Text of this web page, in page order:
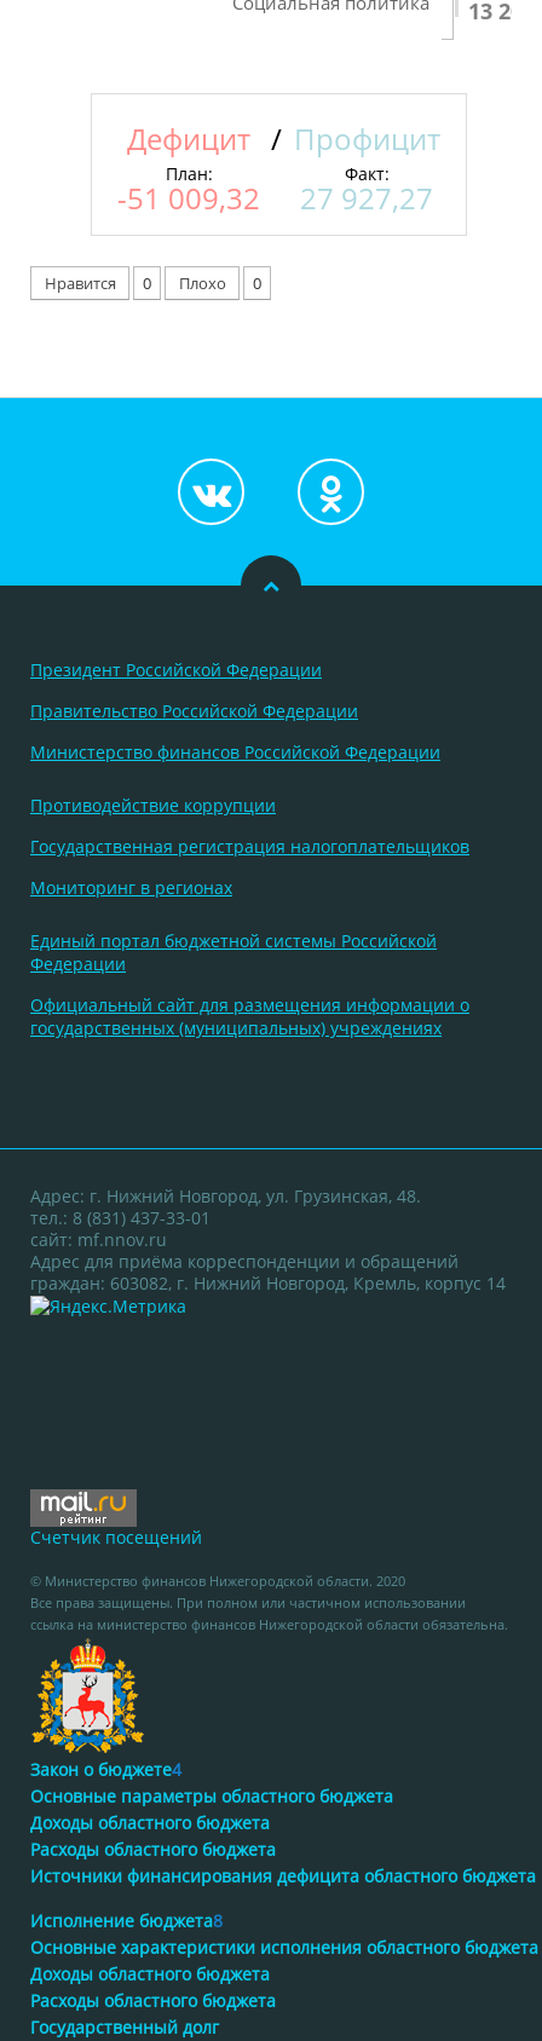
13
Дефицит / Профицит
План: Факт:
-51 009,32 27 927,27
Нравится 0 Плохо 0
Президент Российской Федерации
Правительство Российской Федерации
Министерство финансов Российской Федерации
Противодействие коррупции
Государственная регистрация налогоплательщиков
Мониторинг в регионах
Единый портал бюджетной системы Российской
Федерации
Официальный сайт для размещения информации о
государственных (муниципальных) учреждениях
Адрес: г. Нижний Новгород, ул. Грузинская, 48.
тел.: 8 (831) 437-33-01
сайт: mf.nnov.ru
Адрес для приёма корреспонденции и обращений
граждан: 603082, г. Нижний Новгород, Кремль, корпус 14
Счетчик посещений
© Министерство финансов Нижегородской области. 2020
Все права защищены. При полном или частичном использовании
ссылка на министерство финансов Нижегородской области обязательна.
Закон о бюджете4
Основные параметры областного бюджета
Доходы областного бюджета
Расходы областного бюджета
Источники финансирования дефицита областного бюджета
Исполнение бюджета8
Основные характеристики исполнения областного бюджета
Доходы областного бюджета
Расходы областного бюджета
Государственный долг